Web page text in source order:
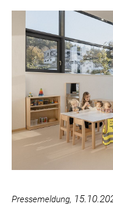
HABAU GROUP
INSTITUTE OF SCIENCE AND
LUDWIG BOLTZMANN
PURTSCHER RELATIONS
VERA PURE
WIENER SKIVERBAND
KAMPAGNE: WIR SIND
Pressemeldung,